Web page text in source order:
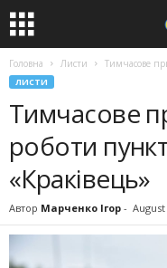
Головна Листи Тимчасове
ЛИСТИ
Тимчасове
роботи
«Краківець»
Автор Марченко Ігор - August